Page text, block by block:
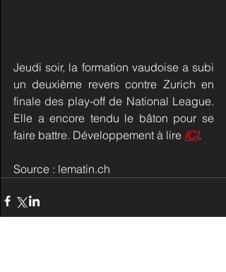
Jeudi soir, la formation vaudoise a subi
un deuxième revers contre Zurich en
finale des play-off de National League.
Elle a encore tendu le bâton pour se
faire battre. Développement à lire ICI.
Source : lematin.ch